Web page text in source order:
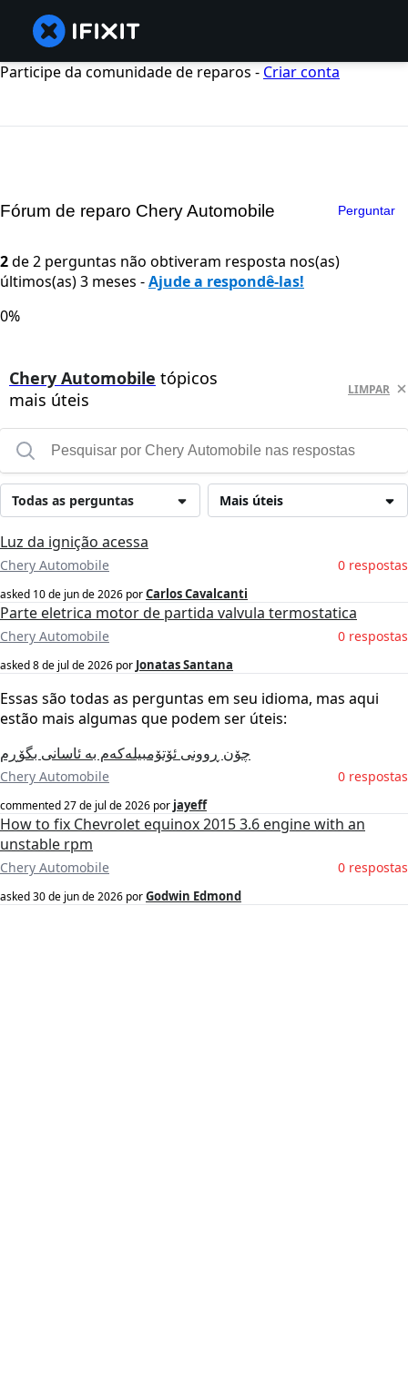
Participe da comunidade de reparos - Criar conta
Fórum de reparo Chery Automobile Perguntar
2de 2 perguntas não obtiveram resposta nos(as)
últimos(as) 3 meses -Ajude a respondê-las!
0%
Chery Automobile tópicos
mais úteis
LIMPAR
Mais úteis
Todas as perguntas
Luz da ignição acessa
Chery Automobile 0 respostas
asked 10 de jun de 2026 porCarlos Cavalcanti
Parte eletrica motor de partida valvula termostatica
Chery Automobile 0 respostas
asked8 de jul de 2026 por Jonatas Santana
Essas são todas as perguntas em seu idioma, mas aqui
estão mais algumas que podem ser úteis:
چۆن ڕوونی ئۆتۆمبیلەکەم بە ئاسانی بگۆڕم
Chery Automobile 0 respostas
commented27 de jul de 2026 por jayeff
How to fix Chevrolet equinox 2015 3.6 engine with an
unstable rpm
Chery Automobile 0 respostas
asked30 de jun de 2026 porGodwin Edmond